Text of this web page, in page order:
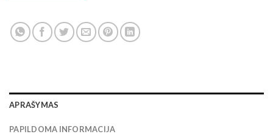
APRAŠYMAS
PAPILDOMA INFORMACIJA